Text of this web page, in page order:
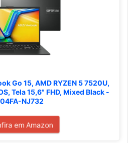
Go 15, AMD RYZEN 5 7520U,
Tela 15,6" FHD, Mixed Black -
NJ732
em Amazon